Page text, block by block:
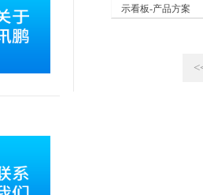
示看板-产品方案